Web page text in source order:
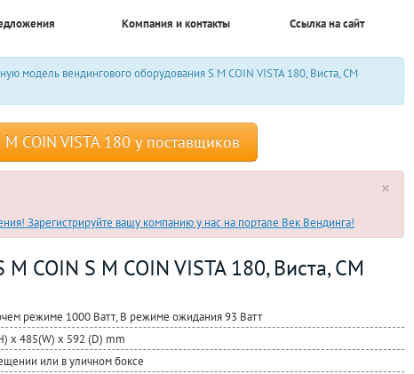
Компания и контакты Ссылка на сайт
модель вендингового оборудования S M COIN VISTA 180, Виста, СМ
COIN VISTA 180 у поставщиков
×
Зарегистрируйте вашу компанию у нас на портале Век Вендинга!
COIN S M COIN VISTA 180, Виста, СМ
режиме 1000 Ватт, В режиме ожидания 93 Ватт
x 485(W) x 592 (D) mm
или в уличном боксе